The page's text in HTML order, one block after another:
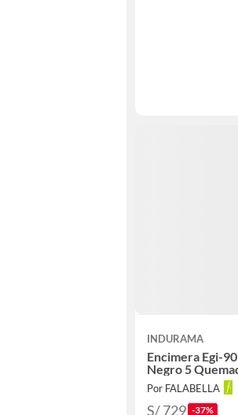
INDURAMA
Encimera Egi-
Negro 5
Por FALABELLA
S/ 729 -37%